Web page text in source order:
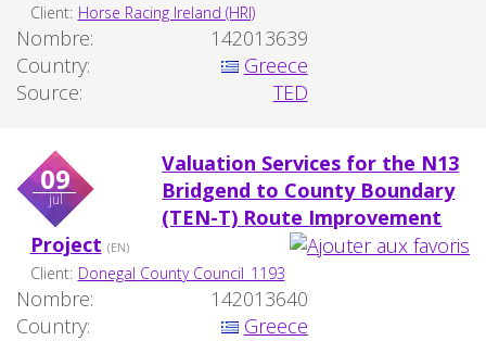
Client: Horse Racing Ireland (HRI)
Nombre:
142013639
Country:
Greece
Source:
TED
09
jul
Valuation Services for the N13
Bridgend to County Boundary
(TEN-T) Route Improvement
Project (EN)
Client: Donegal County Council_1193
Nombre:
142013640
Country:
Greece